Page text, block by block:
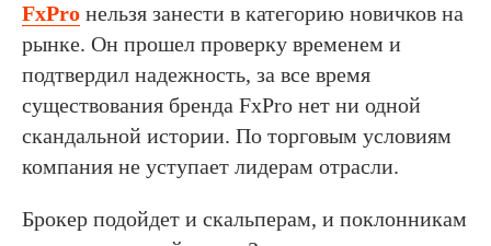
FxPro нельзя занести в категорию новичков на
рынке. Он прошел проверку временем и
подтвердил надежность, за все время
существования бренда FxPro нет ни одной
скандальной истории. По торговым условиям
компания не уступает лидерам отрасли.
Брокер подойдет и скальперам, и поклонникам